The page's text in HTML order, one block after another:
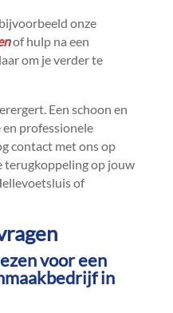
onze
of hulp na een
om je verder te
Een schoon en
professionele
contact met ons op
terugkoppeling op jouw
of
voor een
in